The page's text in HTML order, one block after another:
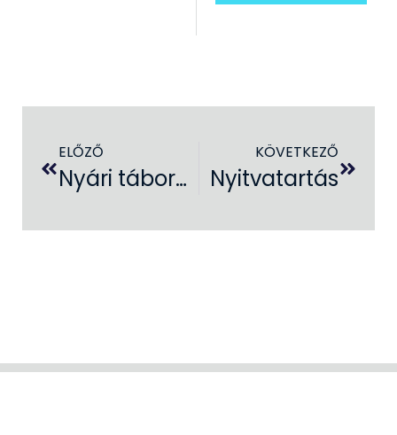
ELŐZŐ
Nyári táborok a művelődési házban
KÖVETKEZŐ
Nyitvatartás